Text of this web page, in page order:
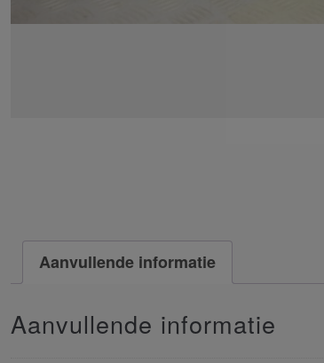
Aanvullende informatie
Aanvullende informatie